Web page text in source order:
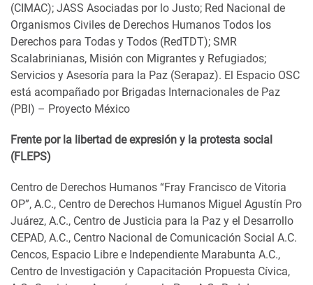
(CIMAC); JASS Asociadas por lo Justo; Red Nacional de
Organismos Civiles de Derechos Humanos Todos los
Derechos para Todas y Todos (RedTDT); SMR
Scalabrinianas, Misión con Migrantes y Refugiados;
Servicios y Asesoría para la Paz (Serapaz). El Espacio OSC
está acompañado por Brigadas Internacionales de Paz
(PBI) – Proyecto México
Frente por la libertad de expresión y la protesta social
(FLEPS)
Centro de Derechos Humanos “Fray Francisco de Vitoria
OP”, A.C., Centro de Derechos Humanos Miguel Agustín Pro
Juárez, A.C., Centro de Justicia para la Paz y el Desarrollo
CEPAD, A.C., Centro Nacional de Comunicación Social A.C.
Cencos, Espacio Libre e Independiente Marabunta A.C.,
Centro de Investigación y Capacitación Propuesta Cívica,